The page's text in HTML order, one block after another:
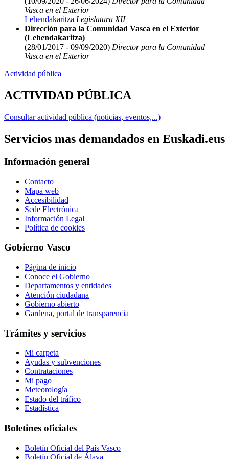
Vasca en el Exterior
Lehendakaritza Legislatura XII
Dirección para la Comunidad Vasca en el Exterior
(Lehendakaritza)
(28/01/2017 - 09/09/2020) Director para la Comunidad
Vasca en el Exterior
Actividad pública
ACTIVIDAD PÚBLICA
Consultar actividad pública (noticias, eventos,...)
Servicios mas demandados en Euskadi.eus
Información general
Contacto
Mapa web
Accesibilidad
Sede Electrónica
Información Legal
Política de cookies
Gobierno Vasco
Página de inicio
Conoce el Gobierno
Departamentos y entidades
Atención ciudadana
Gobierno abierto
Gardena, portal de transparencia
Trámites y servicios
Mi carpeta
Ayudas y subvenciones
Contrataciones
Mi pago
Meteorología
Estado del tráfico
Estadística
Boletines oficiales
Boletín Oficial del País Vasco
Boletín Oficial de Álava